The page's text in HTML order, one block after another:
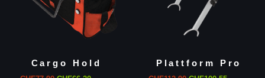
Cargo Hold Plattform Pro